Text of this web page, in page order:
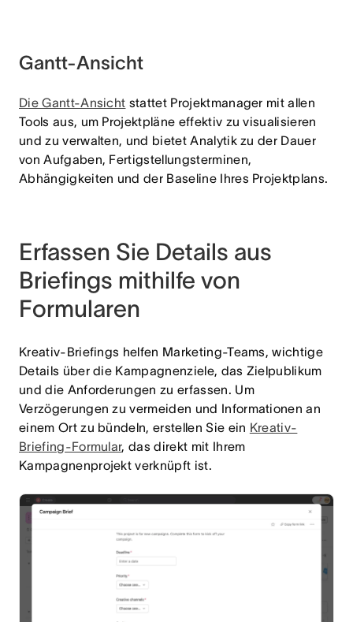
Gantt-Ansicht
Die Gantt-Ansicht stattet Projektmanager mit allen
Tools aus, um Projektpläne effektiv zu visualisieren
und zu verwalten, und bietet Analytik zu der Dauer
von Aufgaben, Fertigstellungsterminen,
Abhängigkeiten und der Baseline Ihres Projektplans.
Erfassen Sie Details aus
Briefings mithilfe von
Formularen
Kreativ-Briefings helfen Marketing-Teams, wichtige
Details über die Kampagnenziele, das Zielpublikum
und die Anforderungen zu erfassen. Um
Verzögerungen zu vermeiden und Informationen an
einem Ort zu bündeln, erstellen Sie ein Kreativ-
Briefing-Formular, das direkt mit Ihrem
Kampagnenprojekt verknüpft ist.